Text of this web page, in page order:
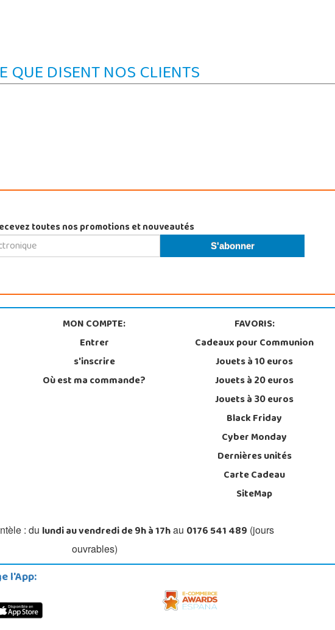
QUE DISENT NOS CLIENTS
toutes nos promotions et nouveautés
MON COMPTE:
Entrer
s'inscrire
Où est ma commande?
FAVORIS:
Cadeaux pour Communion
Jouets à 10 euros
Jouets à 20 euros
Jouets à 30 euros
Black Friday
Cyber Monday
Dernières unités
Carte Cadeau
SiteMap
: du lundi au vendredi de 9h à 17hau 0176 541 489 (jours
ouvrables)
l'App: